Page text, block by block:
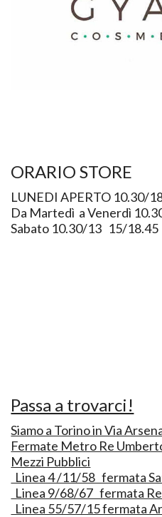
ORARIO STORE
LUNEDI APERTO 10.30/
Da Martedì a Venerdì
Sabato 10.30/13 15/18.45
Passa a trovarci!
Siamo a Torino in Via
Fermate Metro Re
Mezzi Pubblici
Linea 4 /11/58 fermata
Linea 9/68/67 fermata
Linea 55/57/15 fermata